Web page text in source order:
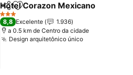
PartilharAdicionar aos favoritos
Hotel Corazon Mexicano
3 Estrelas
8,8 Excelente
1.936
a 0.5 km de Centro da cidade
Design arquitetônico únicoVer preços